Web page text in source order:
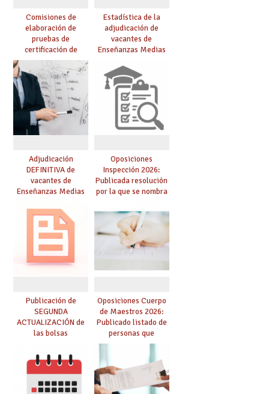
Comisiones de
elaboración de
pruebas de
certificación de
competencia
lingüística: publicada
resolución definitiva
Estadística de la
adjudicación de
vacantes de
Enseñanzas Medias
Adjudicación
DEFINITIVA de
vacantes de
Enseñanzas Medias
Oposiciones
Inspección 2026:
Publicada resolución
por la que se nombra
prácticas, se regulan
dichas prácticas y se
convoca acto público
de adjudicación
Publicación de
SEGUNDA
ACTUALIZACIÓN de
las bolsas
Cuerpo de Maestros
de especialidades
convocadas a
oposición
Oposiciones Cuerpo
de Maestros 2026:
Publicado listado de
personas que
adquieren nueva
especialidad